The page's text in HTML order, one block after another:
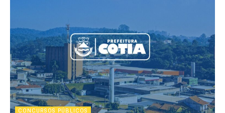
CONCURSOS PÚBLICOS